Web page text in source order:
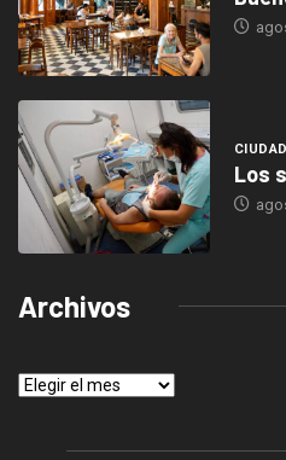
CIUDAD
Los
Archivos
Archivos